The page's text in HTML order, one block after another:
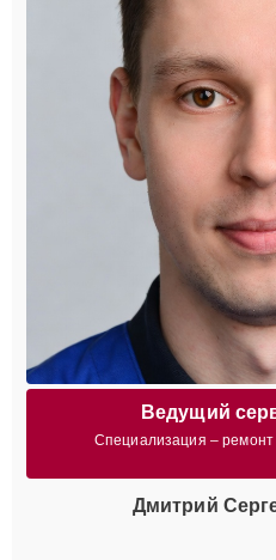
Ведущий
Специализация –
Дмитрий